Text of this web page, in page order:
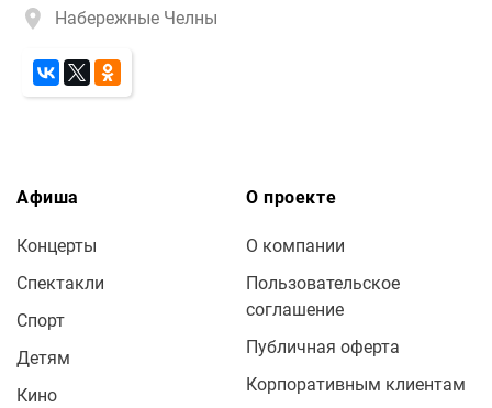
Набережные Челны
Афиша
Концерты
Спектакли
Спорт
Детям
Кино
О проекте
О компании
Пользовательское
соглашение
Публичная оферта
Корпоративным клиентам